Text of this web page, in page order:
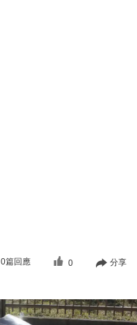
0篇回應 0 分享